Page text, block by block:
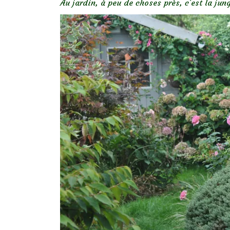
Au jardin, à peu de choses près, c’est la